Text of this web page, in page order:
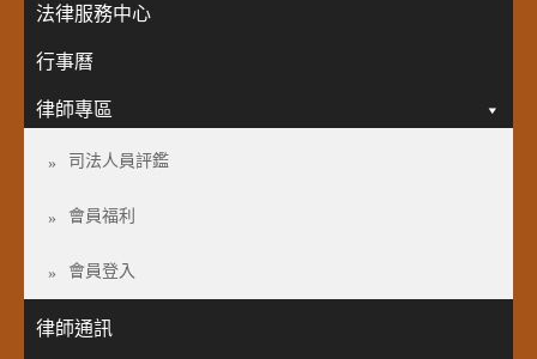
法律服務中心
行事曆
律師專區
司法人員評鑑
會員福利
會員登入
律師通訊